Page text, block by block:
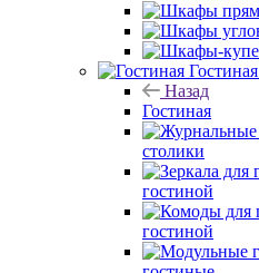
Гостиная
Назад
Гостиная
столики
гостиной
гостиной